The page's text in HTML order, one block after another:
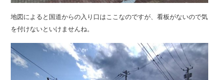
地図によると国道からの入り口はここなのですが、看板がないので気
を付けないといけませんね。